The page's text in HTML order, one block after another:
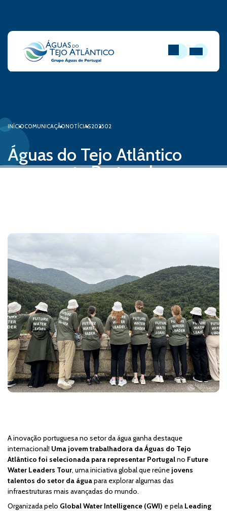
PESQUISAR
ABRIR
INÍCIOCOMUNICAÇÃONOTÍCIAS202502
Águas do Tejo Atlântico
representa Portugal no
A inovação portuguesa no setor da água ganha destaque
internacional! Uma jovem trabalhadora da Águas do Tejo
Atlântico foi selecionada para representar Portugalno Future
Water Leaders Tour, uma iniciativa global que reúne jovens
talentos do setor da águapara explorar algumas das
infraestruturas mais avançadas do mundo.
Organizada pelo Global Water Intelligence (GWI) e pela Leading